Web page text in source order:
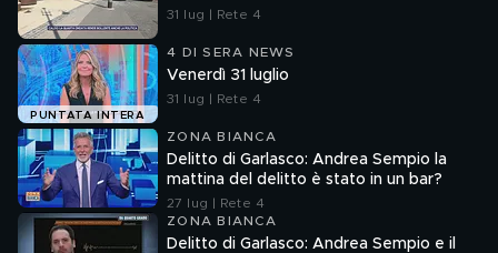
31 lug | Rete 4
PUNTATA INTERA
4 DI SERA NEWS
Venerdì 31 luglio
31 lug | Rete 4
ZONA BIANCA
Delitto di Garlasco: Andrea Sempio la
mattina del delitto è stato in un bar?
27 lug | Rete 4
ZONA BIANCA
Delitto di Garlasco: Andrea Sempio e il